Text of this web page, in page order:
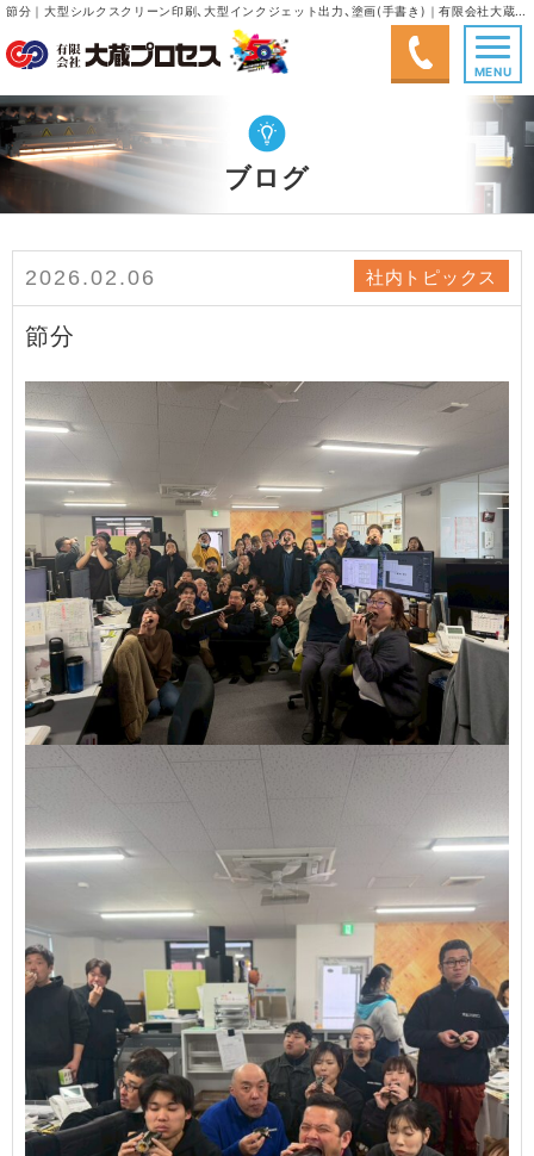
節分｜大型シルクスクリーン印刷、大型インクジェット出力、塗画(手書き)｜有限会社大蔵プロセス
MENU
ブログ
2026.02.06 社内トピックス
節分